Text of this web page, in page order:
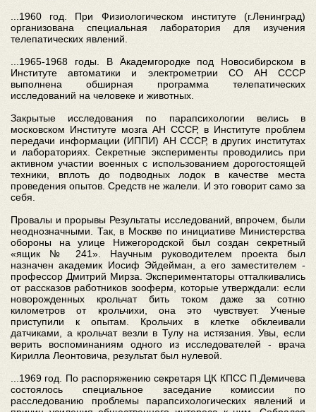
...1960 год. При Физиологическом институте (г.Ленинград)
организована специальная лаборатория для изучения
телепатических явлений.
...1965-1968 годы. В Академгородке под Новосибирском в
Институте автоматики и электрометрии СО АН СССР
выполнена обширная программа телепатических
исследований на человеке и животных.
Закрытые исследования по парапсихологии велись в
московском Институте мозга АН СССР, в Институте проблем
передачи информации (ИППИ) АН СССР, в других институтах
и лабораториях. Секретные эксперименты проводились при
активном участии военных с использованием дорогостоящей
техники, вплоть до подводных лодок в качестве места
проведения опытов. Средств не жалели. И это говорит само за
себя.
Провалы и прорывы Результаты исследований, впрочем, были
неоднозначными. Так, в Москве по инициативе Министерства
обороны на улице Нижегородской был создан секретный
«ящик № 241». Научным руководителем проекта был
назначен академик Иосиф Эйдейман, а его заместителем -
профессор Дмитрий Мирза. Экспериментаторы отталкивались
от рассказов работников зооферм, которые утверждали: если
новорожденных крольчат бить током даже за сотню
километров от крольчихи, она это чувствует. Ученые
приступили к опытам. Крольчих в клетке обклеивали
датчиками, а крольчат везли в Тулу на истязания. Увы, если
верить воспоминаниям одного из исследователей - врача
Кирилла Леонтовича, результат был нулевой.
...1969 год. По распоряжению секретаря ЦК КПСС П.Демичева
состоялось специальное заседание комиссии по
расследованию проблемы парапсихологических явлений и